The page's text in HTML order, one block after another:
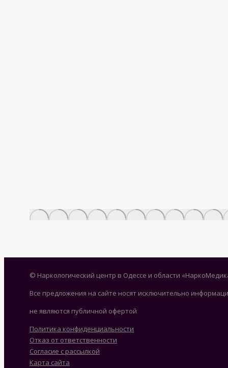
© Наркологический центр в Одессе и области
Все предложения на сайте носят исключительно
не являются публичной офертой
Политика конфиденциальности
Отказ от ответственности
Согласие с рассылкой
Карта сайта